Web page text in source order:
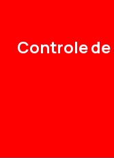
Controlede